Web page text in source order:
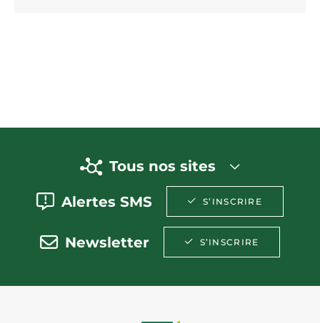
Tous nos sites
Alertes SMS S’INSCRIRE
Newsletter S’INSCRIRE